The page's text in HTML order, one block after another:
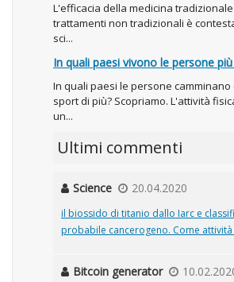
L'efficacia della medicina
trattamenti non tradizionali è
sci...
In quali paesi vivono le persone
In quali paesi le persone
sport di più? Scopriamo. L'attività
un...
Ultimi commenti
Science 20.04.2020
il biossido di titanio dallo Iarc e
probabile cancerogeno. Come
Bitcoin generator